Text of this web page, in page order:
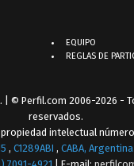
EQUIPO
REGLAS DE
| © Perfil.com 2006-2026 -
reservados.
intelectual
, C1289ABI , CABA, Argentina